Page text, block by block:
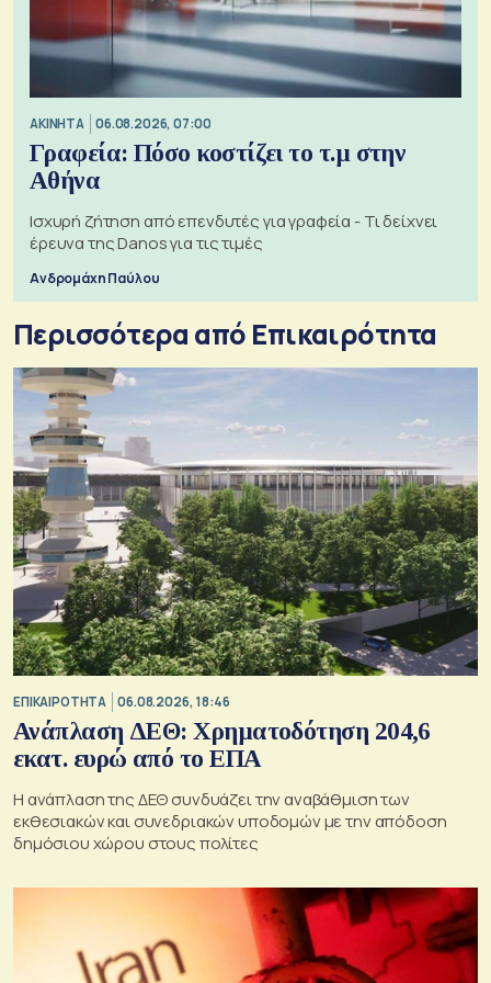
ΑΚΙΝΗΤΑ 06.08.2026, 07:00
Γραφεία: Πόσο κοστίζει το τ.μ στην
Αθήνα
Ισχυρή ζήτηση από επενδυτές για γραφεία - Τι δείχνει
έρευνα της Danos για τις τιμές
Ανδρομάχη Παύλου
Περισσότερα από Επικαιρότητα
ΕΠΙΚΑΙΡΟΤΗΤΑ 06.08.2026, 18:46
Ανάπλαση ΔΕΘ: Χρηματοδότηση 204,6
εκατ. ευρώ από το ΕΠΑ
Η ανάπλαση της ΔΕΘ συνδυάζει την αναβάθμιση των
εκθεσιακών και συνεδριακών υποδομών με την απόδοση
δημόσιου χώρου στους πολίτες